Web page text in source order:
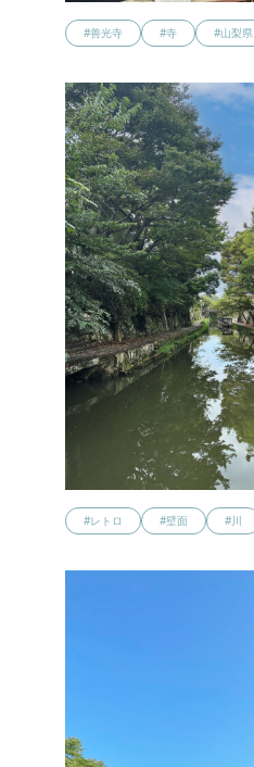
#善光寺
#寺 #山梨県
#レトロ
#壁面 #川